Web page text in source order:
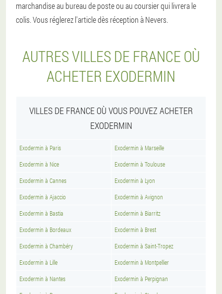
marchandise au bureau de poste ou au coursier qui livrera le
colis. Vous réglerez l'article dès réception à Nevers.
AUTRES VILLES DE FRANCE OÙ
ACHETER EXODERMIN
VILLES DE FRANCE OÙ VOUS POUVEZ ACHETER
EXODERMIN
Exodermin à Paris Exodermin à Marseille
Exodermin à Nice Exodermin à Toulouse
Exodermin à Cannes Exodermin à Lyon
Exodermin à Ajaccio Exodermin à Avignon
Exodermin à Bastia Exodermin à Biarritz
Exodermin à Bordeaux Exodermin à Brest
Exodermin à Chambéry Exodermin à Saint-Tropez
Exodermin à Lille Exodermin à Montpellier
Exodermin à Nantes Exodermin à Perpignan